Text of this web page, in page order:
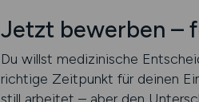
Jetzt bewerben –
Du willst medizinische
richtige Zeitpunkt für deinen